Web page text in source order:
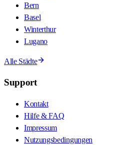
Bern
Basel
Winterthur
Lugano
Alle Städte
Support
Kontakt
Hilfe & FAQ
Impressum
Nutzungsbedingungen